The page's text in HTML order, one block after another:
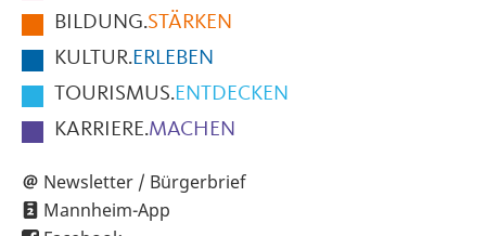
SeiteBILDUNG.STÄRKEN
KULTUR.ERLEBEN
TOURISMUS.ENTDECKEN
KARRIERE.MACHEN
Newsletter / Bürgerbrief
Mannheim-App